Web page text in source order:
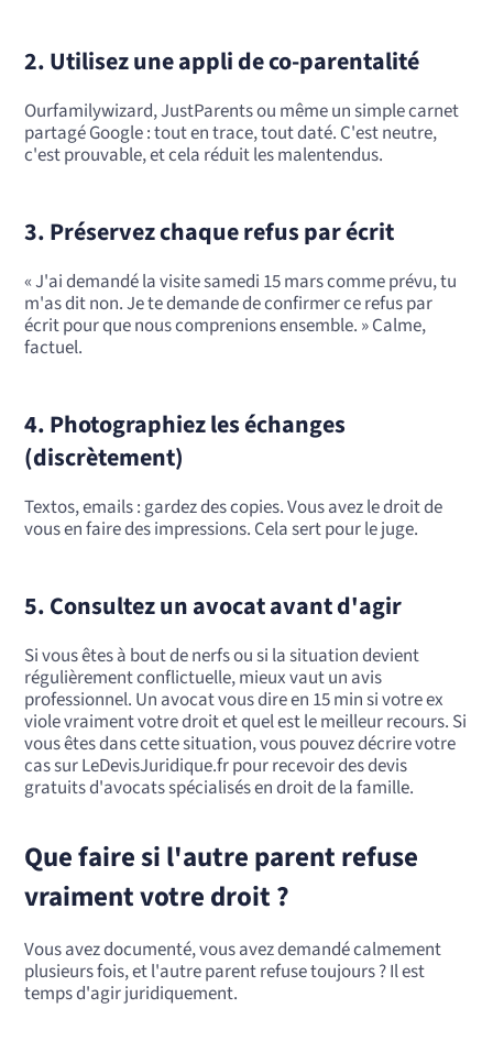
2. Utilisez une appli de co-parentalité
Ourfamilywizard, JustParents ou même un simple carnet
partagé Google : tout en trace, tout daté. C'est neutre,
c'est prouvable, et cela réduit les malentendus.
3. Préservez chaque refus par écrit
« J'ai demandé la visite samedi 15 mars comme prévu, tu
m'as dit non. Je te demande de confirmer ce refus par
écrit pour que nous comprenions ensemble. » Calme,
factuel.
4. Photographiez les échanges
(discrètement)
Textos, emails : gardez des copies. Vous avez le droit de
vous en faire des impressions. Cela sert pour le juge.
5. Consultez un avocat avant d'agir
Si vous êtes à bout de nerfs ou si la situation devient
régulièrement conflictuelle, mieux vaut un avis
professionnel. Un avocat vous dire en 15 min si votre ex
viole vraiment votre droit et quel est le meilleur recours. Si
vous êtes dans cette situation, vous pouvez décrire votre
cas sur LeDevisJuridique.fr pour recevoir des devis
gratuits d'avocats spécialisés en droit de la famille.
Que faire si l'autre parent refuse
vraiment votre droit ?
Vous avez documenté, vous avez demandé calmement
plusieurs fois, et l'autre parent refuse toujours ? Il est
temps d'agir juridiquement.